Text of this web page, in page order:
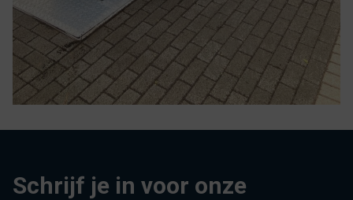
Schrijf je in voor onze